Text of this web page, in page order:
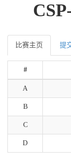
比赛主页 提
#
A
B
C
D